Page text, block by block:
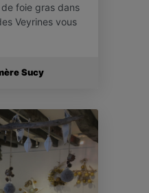
foie gras dans
Veyrines vous
Sucy